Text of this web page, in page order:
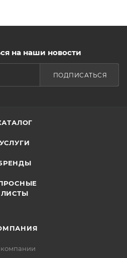
на наши новости
ПОДПИСАТЬСЯ
УСЛУГИ
ЛИСТЫ